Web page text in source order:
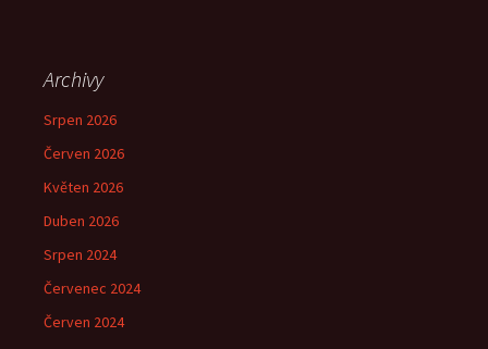
Archivy
Srpen 2026
Červen 2026
Květen 2026
Duben 2026
Srpen 2024
Červenec 2024
Červen 2024